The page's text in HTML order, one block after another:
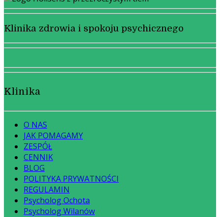
Klinika zdrowia i spokoju psychicznego
Klinika
O NAS
JAK POMAGAMY
ZESPÓŁ
CENNIK
BLOG
POLITYKA PRYWATNOŚCI
REGULAMIN
Psycholog Ochota
Psycholog Wilanów